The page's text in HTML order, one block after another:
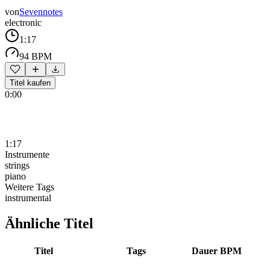
vonSevennotes
electronic
1:17
94 BPM
Titel kaufen
0:00
1:17
Instrumente
strings
piano
Weitere Tags
instrumental
Ähnliche Titel
Titel Tags Dauer BPM